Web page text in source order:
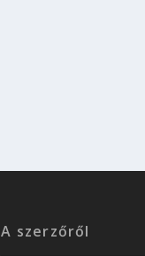
A szerzőről